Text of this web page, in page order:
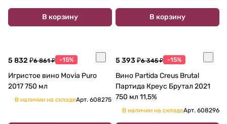
В корзину В корзину
5 832 ₽6 861 ₽ -15%
Игристое вино Movia Puro
2017 750 мл
В наличии на складеАрт. 608275
5 393 ₽6 345 ₽ -15%
Вино Partida Creus Brutal
Партида Креус Брутал 2021
750 мл 11,5%
В наличии на складеАрт. 608296